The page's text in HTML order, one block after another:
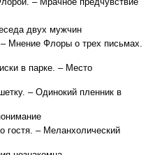
двух мужчин
Мнение Флоры о трех письмах.
в парке. – Место
– Одинокий пленник в
гостя. – Меланхолический